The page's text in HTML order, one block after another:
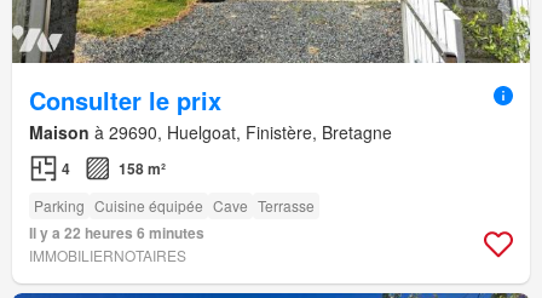
Consulter le prix
Maison à 29690, Huelgoat, Finistère, Bretagne
4 158 m²
Parking Cuisine équipée Cave Terrasse
Il y a 22 heures 6 minutes
IMMOBILIERNOTAIRES